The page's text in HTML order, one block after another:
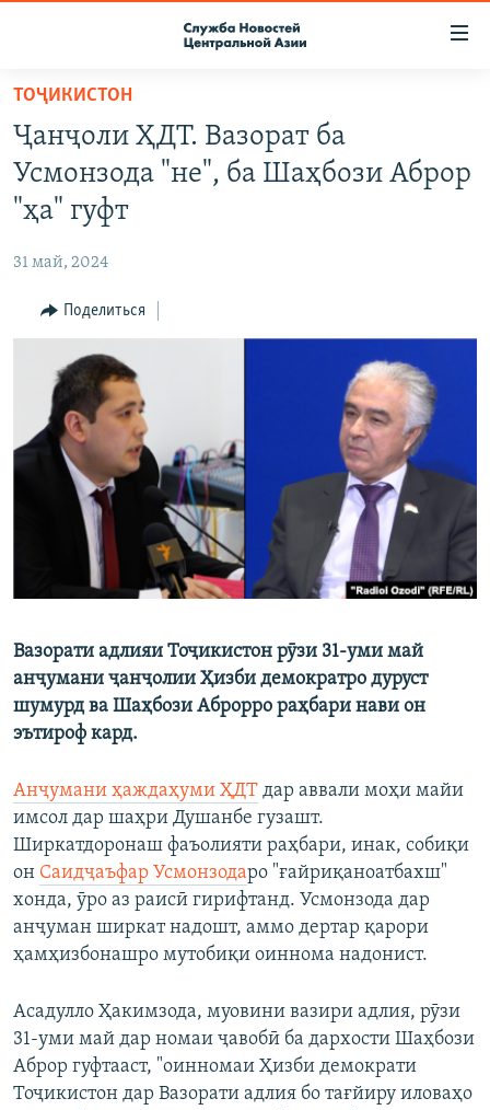
Вернуться
основному
содержанию
Вернутся
главной
Вернутся
ПОДПИСКА
КОНТАКТЫ
НАСТОЯЩЕЕ ВРЕМЯ
МИГРАНТ МЕДИА
ТОҶИКИСТОН
Ҷанҷоли ҲДТ. Вазорат ба
Усмонзода "не", ба Шаҳбози Аброр
"ҳа" гуфт
31 май, 2024
Поделиться
Вазорати адлияи Тоҷикистон рӯзи 31-уми май
анҷумани ҷанҷолии Ҳизби демократро дуруст
шумурд ва Шаҳбози Аброрро раҳбари нави он
эътироф кард.
Анҷумани ҳаждаҳуми ҲДТ дар аввали моҳи майи
имсол дар шаҳри Душанбе гузашт.
Ширкатдоронаш фаъолияти раҳбари, инак, собиқи
он Саидҷаъфар Усмонзодаро "ғайриқаноатбахш"
хонда, ӯро аз раисӣ гирифтанд. Усмонзода дар
анҷуман ширкат надошт, аммо дертар қарори
ҳамҳизбонашро мутобиқи оиннома надонист.
Асадулло Ҳакимзода, муовини вазири адлия, рӯзи
31-уми май дар номаи ҷавобӣ ба дархости Шаҳбози
Аброр гуфтааст, "оинномаи Ҳизби демократи
Тоҷикистон дар Вазорати адлия бо тағйиру иловаҳо